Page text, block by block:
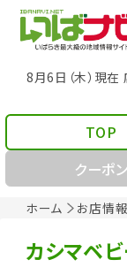
8月6日（木）現
ホーム お店情
TOP
クーポン
カシマベ